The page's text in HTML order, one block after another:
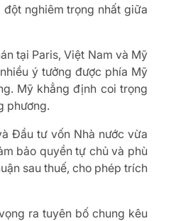
nghiêm trọng nhất giữa
tại Paris, Việt Nam và Mỹ
ý tưởng được phía Mỹ
Mỹ khẳng định coi trọng
phương.
Đầu tư vốn Nhà nước vừa
bảo quyền tự chủ và phù
sau thuế, cho phép trích
ra tuyên bố chung kêu